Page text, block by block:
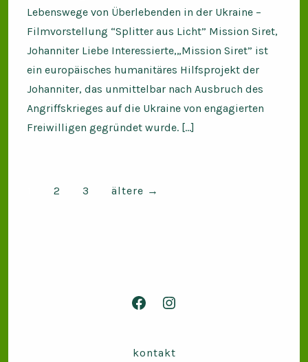
Lebenswege von Überlebenden in der Ukraine –
Filmvorstellung “Splitter aus Licht” Mission Siret,
Johanniter Liebe Interessierte,„Mission Siret” ist
ein europäisches humanitäres Hilfsprojekt der
Johanniter, das unmittelbar nach Ausbruch des
Angriffskrieges auf die Ukraine von engagierten
Freiwilligen gegründet wurde. […]
Seitennummerierung
2 3 ältere →
Facebook
neuem
Instagram
neuem
kontakt